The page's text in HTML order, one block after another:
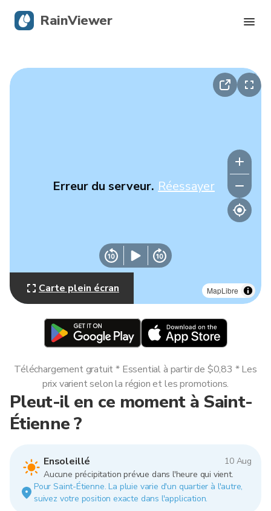
MapLibre
Erreur du serveur. Réessayer
Carte plein écran
Pleut-il en ce moment à Saint-
Étienne ?
Ensoleillé
10 Aug
Aucune précipitation prévue dans l'heure qui vient.
Pour Saint-Étienne. La pluie varie d'un quartier à l'autre,
suivez votre position exacte dans l'application.
Téléchargement gratuit * Essential à partir de $0,83 * Les
prix varient selon la région et les promotions.
RainViewer